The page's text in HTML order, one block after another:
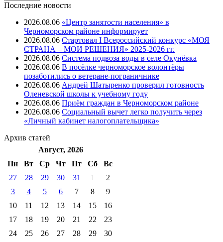
Последние новости
2026.08.06 «Центр занятости населения» в
Черноморском районе информирует
2026.08.06 Стартовал I Всероссийский конкурс «МОЯ
СТРАНА – МОИ РЕШЕНИЯ» 2025-2026 гг.
2026.08.06 Система подвоза воды в селе Окунёвка
2026.08.06 В посёлке черноморское волонтёры
позаботились о ветеране-пограничнике
2026.08.06 Андрей Шатыренко проверил готовность
Оленевской школы к учебному году
2026.08.06 Приём граждан в Черноморском районе
2026.08.06 Социальный вычет легко получить через
«Личный кабинет налогоплательщика»
Архив статей
Август, 2026
Пн
Вт Ср Чт Пт Cб
Вс
27
28 29 30 31 1
2
3
4 5 6 7 8
9
10
11 12 13 14 15
16
17
18 19 20 21 22
23
24
25 26 27 28 29
30